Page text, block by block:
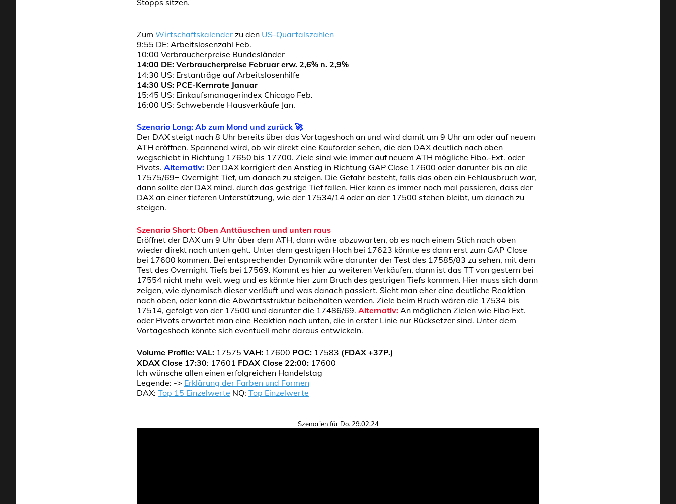
Zum Wirtschaftskalender zu den US-Quartalszahlen
9:55 DE: Arbeitslosenzahl Feb.
10:00 Verbraucherpreise Bundesländer
14:00 DE: Verbraucherpreise Februar erw. 2,6% n. 2,9%
14:30 US: Erstanträge auf Arbeitslosenhilfe
14:30 US: PCE-Kernrate Januar
15:45 US: Einkaufsmanagerindex Chicago Feb.
16:00 US: Schwebende Hausverkäufe Jan.
Szenario Long: Ab zum Mond und zurück 🚀
Der DAX steigt nach 8 Uhr bereits über das Vortageshoch an und wird damit um 9 Uhr am oder auf neuem
ATH eröffnen. Spannend wird, ob wir direkt eine Kauforder sehen, die den DAX deutlich nach oben
wegschiebt in Richtung 17650 bis 17700. Ziele sind wie immer auf neuem ATH mögliche Fibo.-Ext. oder
Pivots. Alternativ: Der DAX korrigiert den Anstieg in Richtung GAP Close 17600 oder darunter bis an die
17575/69= Overnight Tief, um danach zu steigen. Die Gefahr besteht, falls das oben ein Fehlausbruch war,
dann sollte der DAX mind. durch das gestrige Tief fallen. Hier kann es immer noch mal passieren, dass der
DAX an einer tieferen Unterstützung, wie der 17534/14 oder an der 17500 stehen bleibt, um danach zu
steigen.
Szenario Short: Oben Anttäuschen und unten raus
Eröffnet der DAX um 9 Uhr über dem ATH, dann wäre abzuwarten, ob es nach einem Stich nach oben
wieder direkt nach unten geht. Unter dem gestrigen Hoch bei 17623 könnte es dann erst zum GAP Close
bei 17600 kommen. Bei entsprechender Dynamik wäre darunter der Test des 17585/83 zu sehen, mit dem
Test des Overnight Tiefs bei 17569. Kommt es hier zu weiteren Verkäufen, dann ist das TT von gestern bei
17554 nicht mehr weit weg und es könnte hier zum Bruch des gestrigen Tiefs kommen. Hier muss sich dann
zeigen, wie dynamisch dieser verläuft und was danach passiert. Sieht man eher eine deutliche Reaktion
nach oben, oder kann die Abwärtsstruktur beibehalten werden. Ziele beim Bruch wären die 17534 bis
17514, gefolgt von der 17500 und darunter die 17486/69. Alternativ: An möglichen Zielen wie Fibo Ext.
oder Pivots erwartet man eine Reaktion nach unten, die in erster Linie nur Rücksetzer sind. Unter dem
Vortageshoch könnte sich eventuell mehr daraus entwickeln.
Volume Profile: VAL: 17575 VAH: 17600 POC: 17583 (FDAX +37P.)
XDAX Close 17:30: 17601 FDAX Close 22:00: 17600
Ich wünsche allen einen erfolgreichen Handelstag
Legende: -> Erklärung der Farben und Formen
DAX: Top 15 Einzelwerte NQ: Top Einzelwerte
Szenarien für Do. 29.02.24